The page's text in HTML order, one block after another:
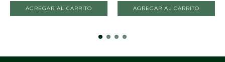
AGREGAR AL CARRITO AGREGAR AL CARRITO